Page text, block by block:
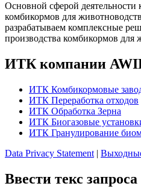
Основной сферой
комбикормов для
разрабатываем комплексные
производства комбикормов
ИТК компании
ИТК Комбикормовые
ИТК Переработка отходов
ИТК Обработка Зерна
ИТК Биогазовые
ИТК Гранулирование
Data Privacy Statement |
Ввести текс запроса